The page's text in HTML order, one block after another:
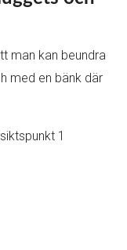
man kan beundra
med en bänk där